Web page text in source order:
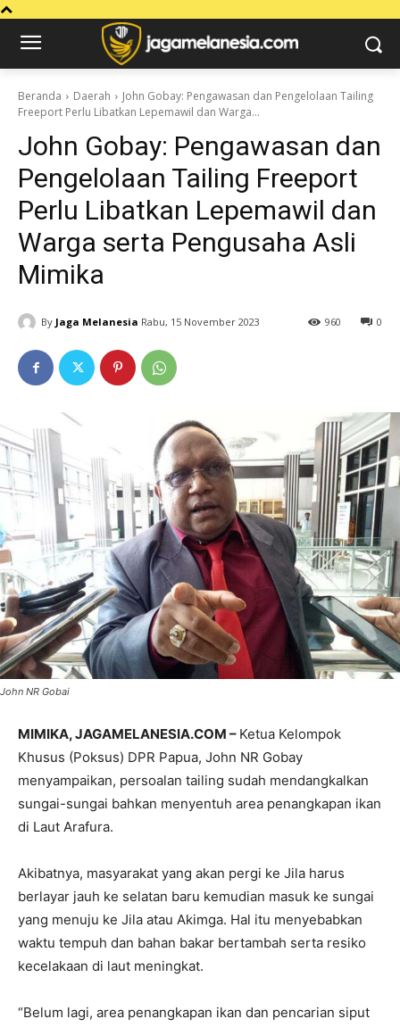
Beranda Daerah
John Gobay: Pengawasan dan Pengelolaan Tailing
Freeport Perlu Libatkan Lepemawil dan Warga...
John Gobay: Pengawasan dan
Pengelolaan Tailing Freeport
Perlu Libatkan Lepemawil dan
Warga serta Pengusaha Asli
Mimika
By Jaga Melanesia Rabu, 15 November 2023 0
960
John NR Gobai
MIMIKA, JAGAMELANESIA.COM – Ketua Kelompok
Khusus (Poksus) DPR Papua, John NR Gobay
menyampaikan, persoalan tailing sudah mendangkalkan
sungai-sungai bahkan menyentuh area penangkapan ikan
di Laut Arafura.
Akibatnya, masyarakat yang akan pergi ke Jila harus
berlayar jauh ke selatan baru kemudian masuk ke sungai
yang menuju ke Jila atau Akimga. Hal itu menyebabkan
waktu tempuh dan bahan bakar bertambah serta resiko
kecelakaan di laut meningkat.
“Belum lagi, area penangkapan ikan dan pencarian siput